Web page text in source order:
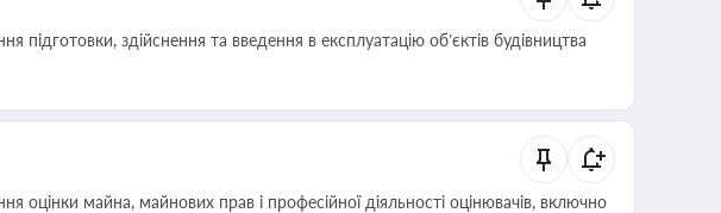
підготовки, здійснення та введення в експлуатацію об’єктів будівництва
оцінки майна, майнових прав і професійної діяльності оцінювачів, включно